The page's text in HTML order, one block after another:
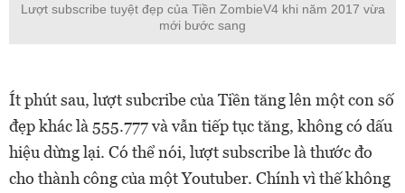
Lượt subscribe tuyệt đẹp của Tiền ZombieV4 khi năm 2017 vừa
mới bước sang
Ít phút sau, lượt subcribe của Tiền tăng lên một con số
đẹp khác là 555.777 và vẫn tiếp tục tăng, không có dấu
hiệu dừng lại. Có thể nói, lượt subscribe là thước đo
cho thành công của một Youtuber. Chính vì thế không